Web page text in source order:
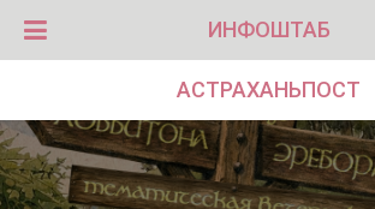
ИНФОШТАБ
АСТРАХАНЬПОСТ